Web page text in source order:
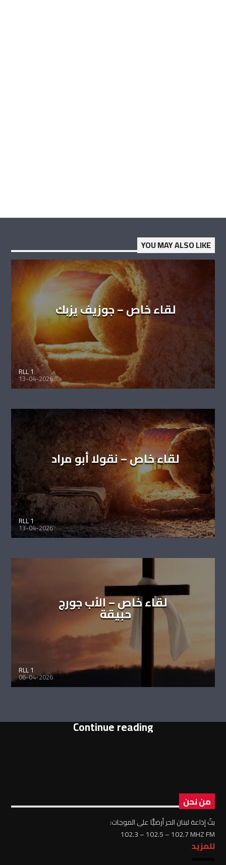
YOU MAY ALSO LIKE
لقاء خاص – جوزيف يزبك
RLL 1
13-04-2026
لقاء خاص – نقولا أبو مراد
RLL 1
13-04-2026
لقاء خاص – الأب جورج
حبيقة
RLL 1
06-04-2026
Continue reading
من نحن
بثّ إذاعة لبنان الحر أرضيًّا على الموجات:
102.3 – 102.5 – 102.7 MHZ FM
للمزيد